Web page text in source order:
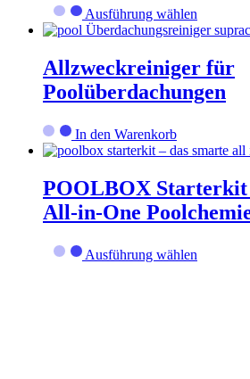
Ausführung wählenDieses
Produkt
weist
mehrere
Varianten
auf.
Die
auf
gewählt
werden
Allzweckreiniger für
Poolüberdachungen
In den Warenkorb
POOLBOX Starterkit
All-in-One
Ausführung wählenDieses
Produkt